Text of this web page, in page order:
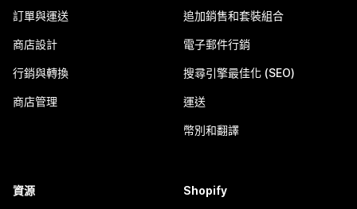
訂單與運送
商店設計
行銷與轉換
商店管理
追加銷售和套裝組合
電子郵件行銷
搜尋引擎最佳化 (SEO)
運送
幣別和翻譯
資源 Shopify